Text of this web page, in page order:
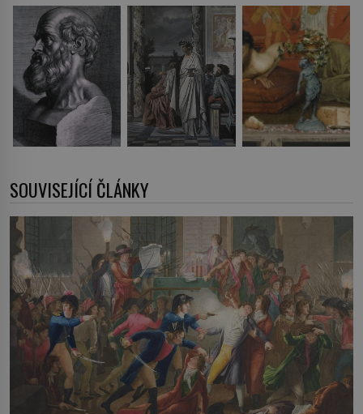
SOUVISEJÍCÍ ČLÁNKY